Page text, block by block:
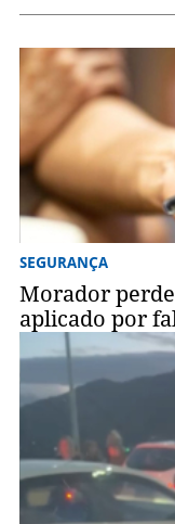
SEGURANÇA
Morador
aplicado por